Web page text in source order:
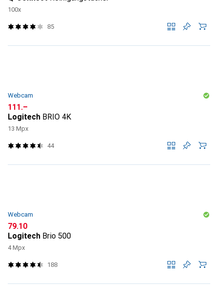
100x
85
Webcam
CHF
111.–
Logitech BRIO 4K
13 Mpx
44
Webcam
CHF
79.10
Logitech Brio 500
4 Mpx
188